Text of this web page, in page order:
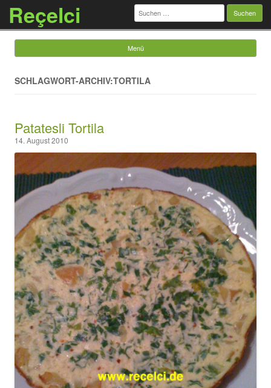
Reçelci Suchen
nach:
Menü
SCHLAGWORT-ARCHIV:TORTILA
Patatesli Tortila
14. August 2010